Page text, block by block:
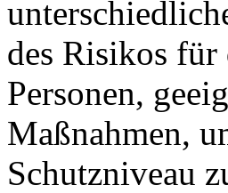
des Risikos
Personen,
Maßnahmen,
Schutzniveau